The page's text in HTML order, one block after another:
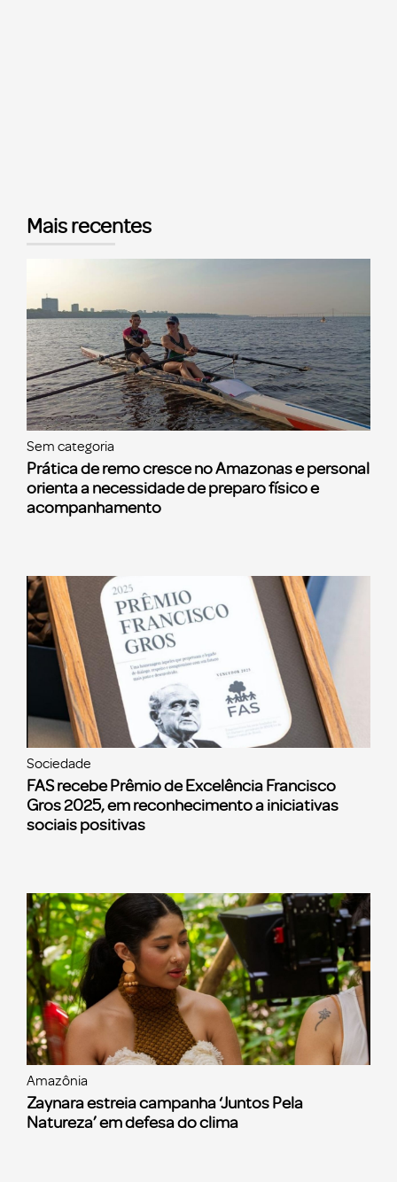
Mais recentes
Sem categoria
Prática de remo cresce no Amazonas e personal
orienta a necessidade de preparo físico e
acompanhamento
Sociedade
FAS recebe Prêmio de Excelência Francisco
Gros 2025, em reconhecimento a iniciativas
sociais positivas
Amazônia
Zaynara estreia campanha ‘Juntos Pela
Natureza’ em defesa do clima